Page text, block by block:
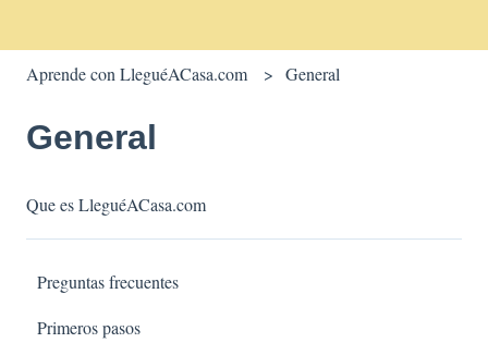
Aprende con LleguéACasa.com General
General
Que es LleguéACasa.com
Preguntas frecuentes
Primeros pasos